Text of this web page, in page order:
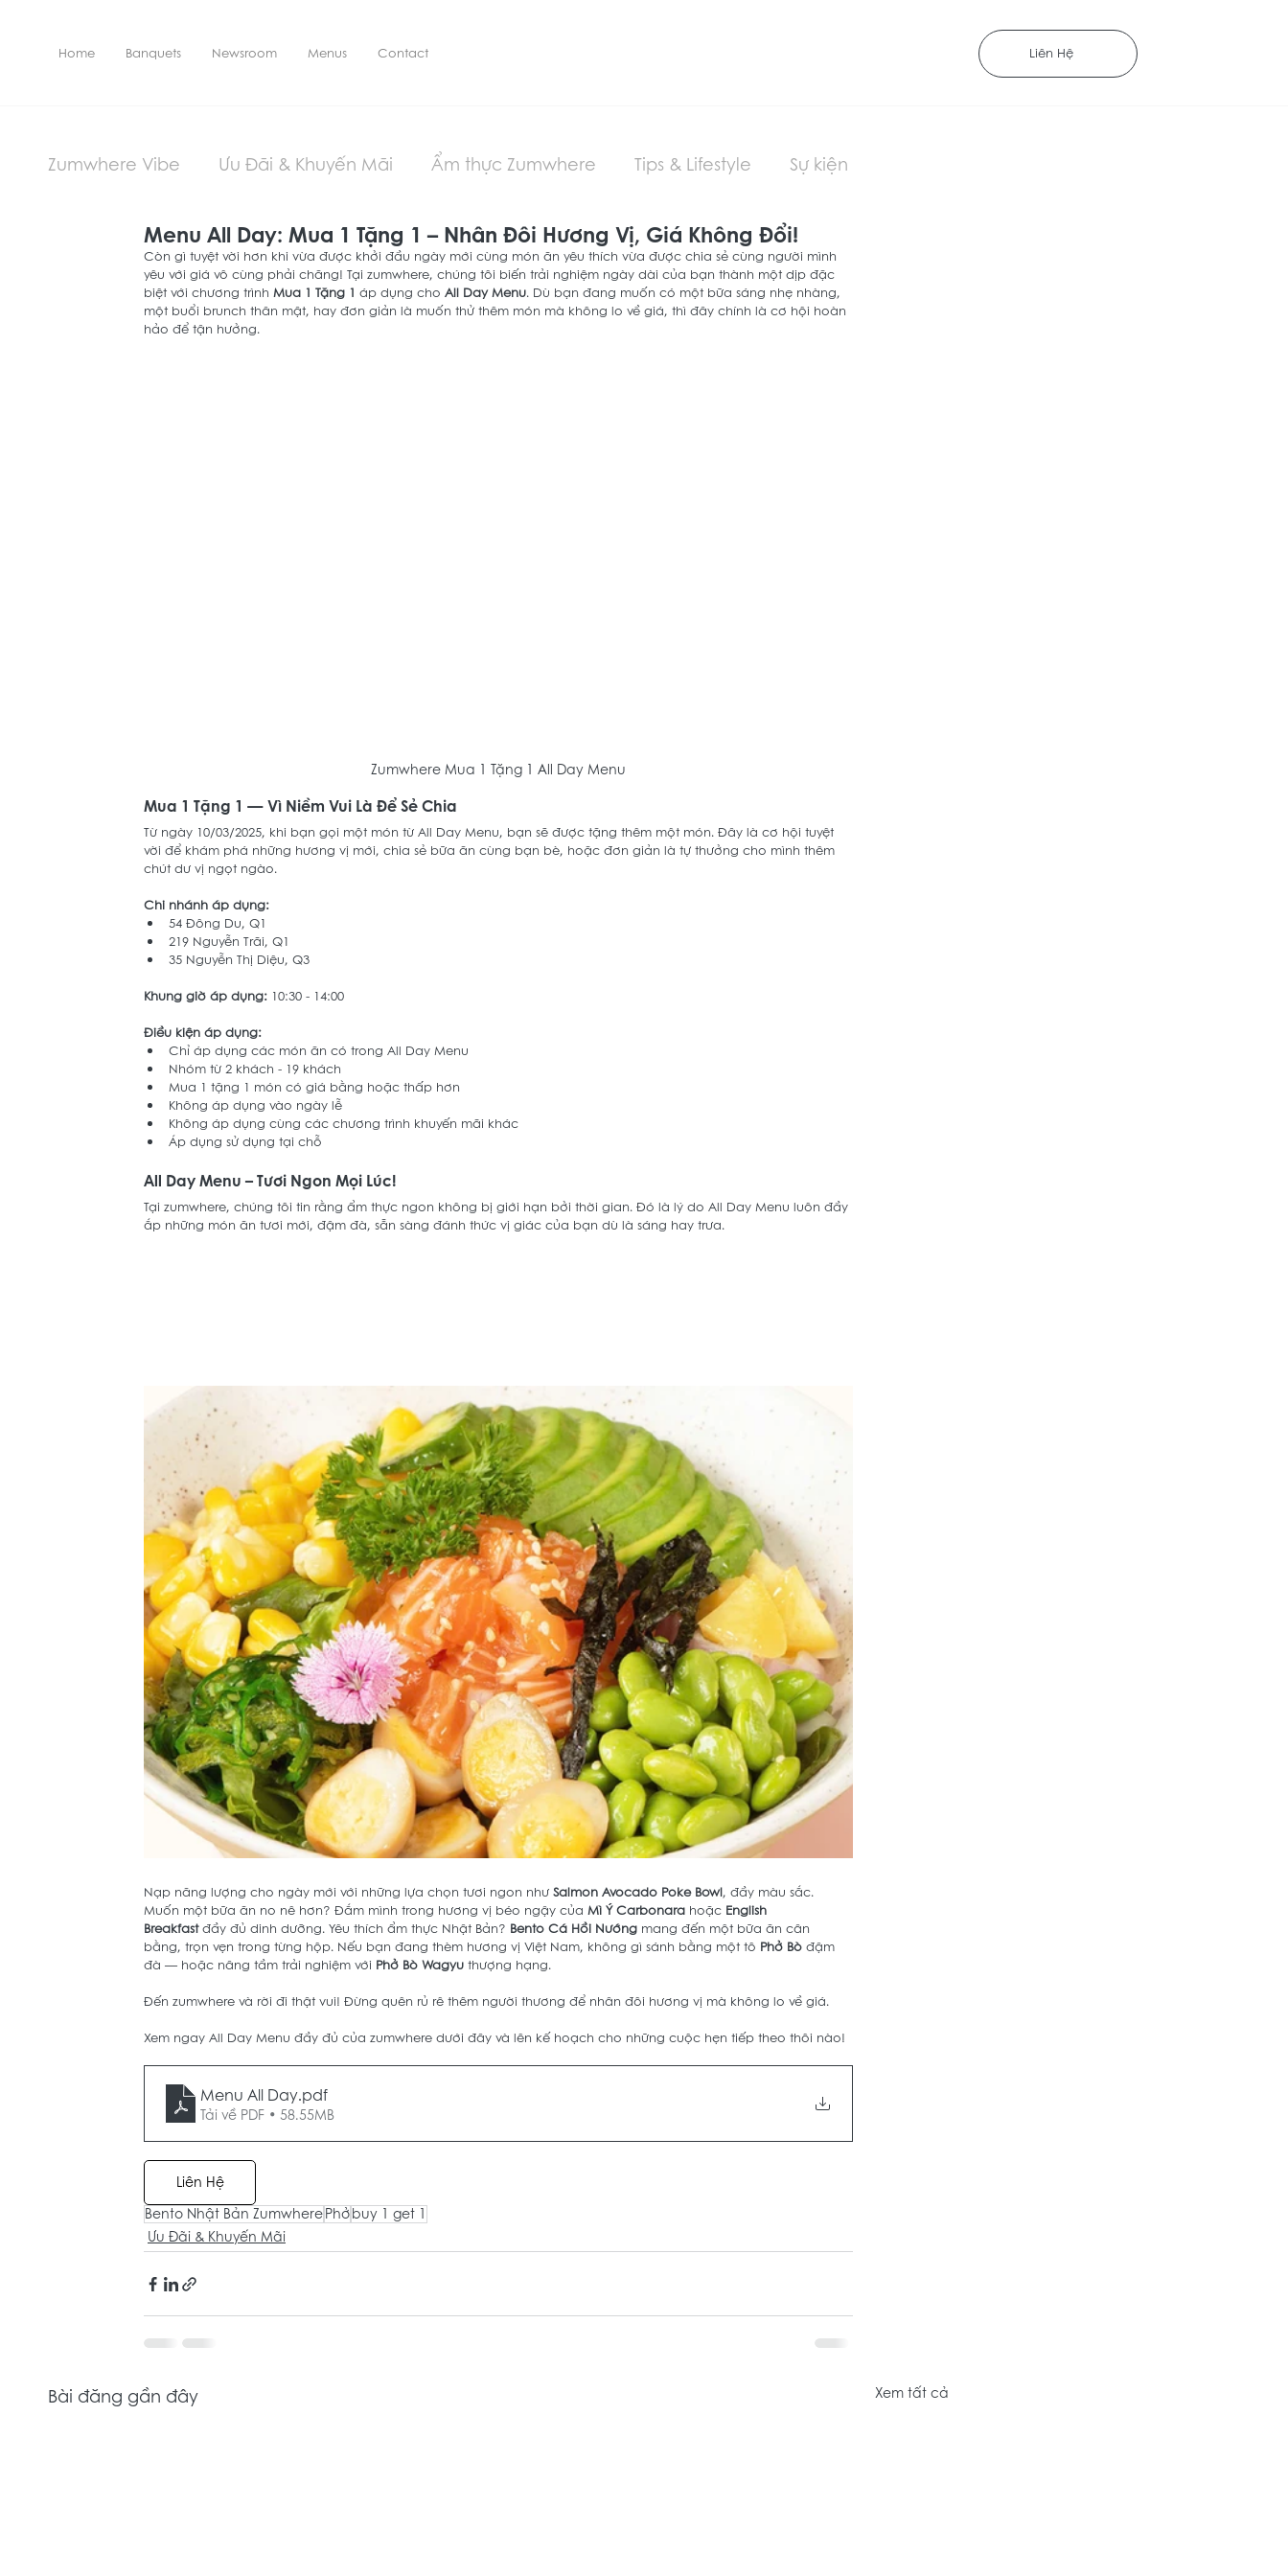
Home Banquets Newsroom Menus Contact Liên Hệ
Zumwhere Vibe Ưu Đãi & Khuyến Mãi Ẩm thực Zumwhere Tips & Lifestyle Sự kiện
Menu All Day: Mua 1 Tặng 1 – Nhân Đôi Hương Vị, Giá Không Đổi!
Còn gì tuyệt vời hơn khi vừa được khởi đầu ngày mới cùng món ăn yêu thích vừa được chia sẻ cùng người mình
yêu với giá vô cùng phải chăng! Tại zumwhere, chúng tôi biến trải nghiệm ngày dài của bạn thành một dịp đặc
biệt với chương trình Mua 1 Tặng 1 áp dụng cho All Day Menu. Dù bạn đang muốn có một bữa sáng nhẹ nhàng,
một buổi brunch thân mật, hay đơn giản là muốn thử thêm món mà không lo về giá, thì đây chính là cơ hội hoàn
hảo để tận hưởng.
Zumwhere Mua 1 Tặng 1 All Day Menu
Mua 1 Tặng 1 — Vì Niềm Vui Là Để Sẻ Chia
Từ ngày 10/03/2025, khi bạn gọi một món từ All Day Menu, bạn sẽ được tặng thêm một món. Đây là cơ hội tuyệt
vời để khám phá những hương vị mới, chia sẻ bữa ăn cùng bạn bè, hoặc đơn giản là tự thưởng cho mình thêm
chút dư vị ngọt ngào.
Chi nhánh áp dụng:
54 Đông Du, Q1
219 Nguyễn Trãi, Q1
35 Nguyễn Thị Diệu, Q3
Khung giờ áp dụng: 10:30 - 14:00
Điều kiện áp dụng:
Chỉ áp dụng các món ăn có trong All Day Menu
Nhóm từ 2 khách - 19 khách
Mua 1 tặng 1 món có giá bằng hoặc thấp hơn
Không áp dụng vào ngày lễ
Không áp dụng cùng các chương trình khuyến mãi khác
Áp dụng sử dụng tại chỗ
All Day Menu – Tươi Ngon Mọi Lúc!
Tại zumwhere, chúng tôi tin rằng ẩm thực ngon không bị giới hạn bởi thời gian. Đó là lý do All Day Menu luôn đầy
ắp những món ăn tươi mới, đậm đà, sẵn sàng đánh thức vị giác của bạn dù là sáng hay trưa.
Nạp năng lượng cho ngày mới với những lựa chọn tươi ngon như Salmon Avocado Poke Bowl, đầy màu sắc.
Muốn một bữa ăn no nê hơn? Đắm mình trong hương vị béo ngậy của Mì Ý Carbonara hoặc English
Breakfast đầy đủ dinh dưỡng. Yêu thích ẩm thực Nhật Bản? Bento Cá Hồi Nướng mang đến một bữa ăn cân
bằng, trọn vẹn trong từng hộp. Nếu bạn đang thèm hương vị Việt Nam, không gì sánh bằng một tô Phở Bò đậm
đà — hoặc nâng tầm trải nghiệm với Phở Bò Wagyu thượng hạng.
Đến zumwhere và rời đi thật vui! Đừng quên rủ rê thêm người thương để nhân đôi hương vị mà không lo về giá.
Xem ngay All Day Menu đầy đủ của zumwhere dưới đây và lên kế hoạch cho những cuộc hẹn tiếp theo thôi nào!
Menu All Day.pdf
Tải về PDF • 58.55MB
Liên Hệ
Bento Nhật Bản ZumwherePhởbuy 1 get 1
Ưu Đãi & Khuyến Mãi
Bài đăng gần đây Xem tất cả